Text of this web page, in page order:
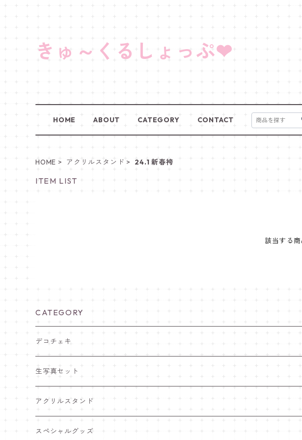
きゅ～くるしょっぷ❤
HOME ABOUT CATEGORY CONTACT
HOME アクリルスタンド 24.1 新春袴
ITEM LIST
該当する
CATEGORY
デコチェキ
25夏 衣装
25.5 セーラー服
25.4 きゅ～くま
生写真セット
25夏 衣装
25.5 セーラー服
アクリルスタンド
25.5 セーラー服
スペシャルグッズ